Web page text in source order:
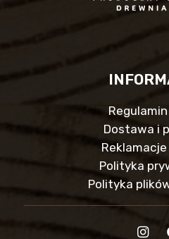
Dostawa i
Polityka
Polityka